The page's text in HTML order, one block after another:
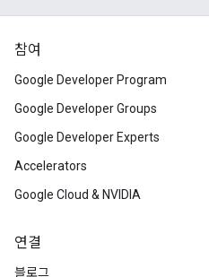
참여
Google Developer Program
Google Developer Groups
Google Developer Experts
Accelerators
Google Cloud & NVIDIA
연결
블로그